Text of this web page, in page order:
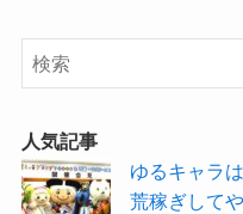
人気記事
ゆるキャラ
荒稼ぎして